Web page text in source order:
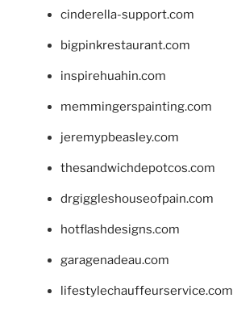
cinderella-support.com
bigpinkrestaurant.com
inspirehuahin.com
memmingerspainting.com
jeremypbeasley.com
thesandwichdepotcos.com
drgiggleshouseofpain.com
hotflashdesigns.com
garagenadeau.com
lifestylechauffeurservice.com